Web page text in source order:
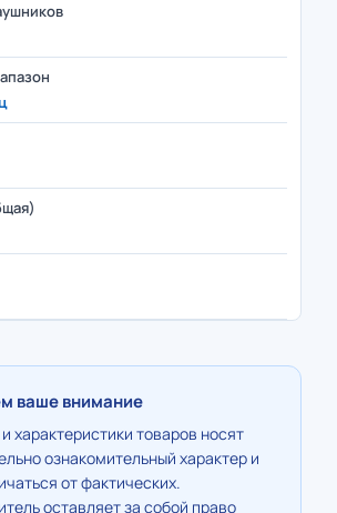
ваше внимание
характеристики товаров носят
ознакомительный характер и
от фактических.
оставляет за собой право